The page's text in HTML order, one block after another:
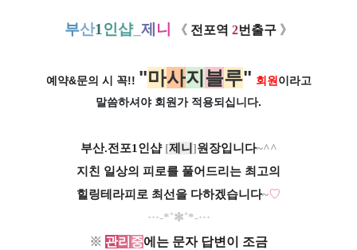
부산1 인샵_ 제 니 《 ​ 전포역 2번출구 》
예약&문의 시 꼭!! "마사지 블루" 회원 이라고
말씀하셔야 회원가 적용되십니다.
부산.전포1인샵 [제니 ]원장입니다~^^
지친 일상의 피로를 풀어드리는 최고의
힐링테라피로 최선을 다하겠습니다~♡
···-*˚✻˚*-···
※ 관리 중에는 문자 답변이 조금